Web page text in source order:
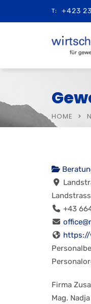
T: +423
HOME
+43
https://
Firma
Mag.